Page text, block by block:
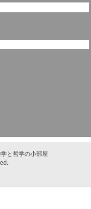
と哲学の小部屋